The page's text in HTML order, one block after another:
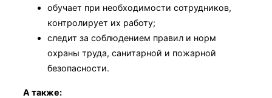
обучает при необходимости сотрудников,
контролирует их работу;
следит за соблюдением правил и норм
охраны труда, санитарной и пожарной
безопасности.
А также: